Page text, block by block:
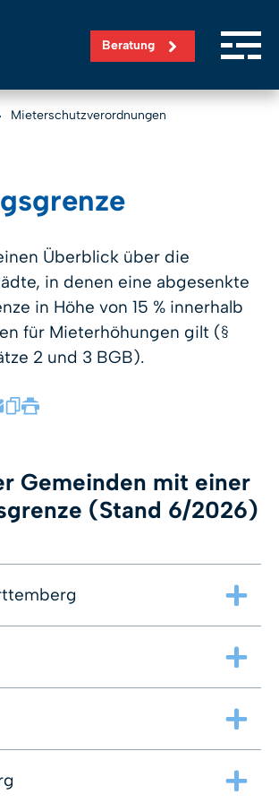
Beratung
Mieterschutzverordnungen
Überblick über die
in denen eine abgesenkte
in Höhe von 15 % innerhalb
für Mieterhöhungen gilt (§
2 und 3 BGB).
Gemeinden mit einer
(Stand 6/2026)